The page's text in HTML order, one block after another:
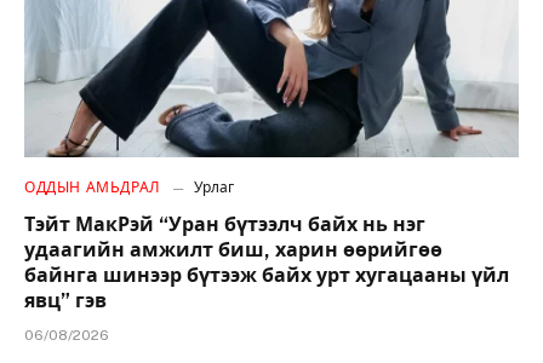
ОДДЫН АМЬДРАЛ Урлаг
Тэйт МакРэй “Уран бүтээлч байх нь нэг
удаагийн амжилт биш, харин өөрийгөө
байнга шинээр бүтээж байх урт хугацааны үйл
явц” гэв
06/08/2026